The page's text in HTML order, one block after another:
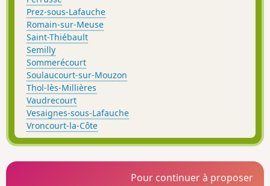
Prez-sous-Lafauche
Romain-sur-Meuse
Saint-Thiébault
Semilly
Sommerécourt
Soulaucourt-sur-Mouzon
Thol-lès-Millières
Vaudrecourt
Vesaignes-sous-Lafauche
Vroncourt-la-Côte
Pour continuer à proposer